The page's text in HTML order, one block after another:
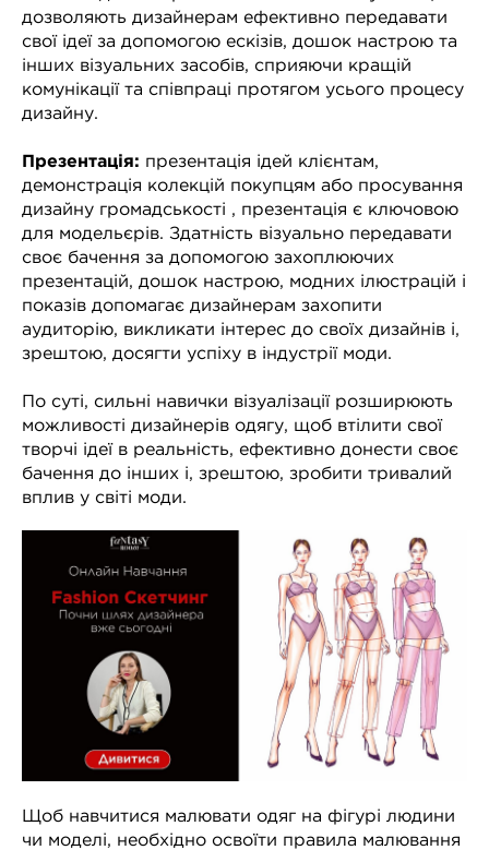
дозволяють дизайнерам ефективно передавати
свої ідеї за допомогою ескізів, дошок настрою та
інших візуальних засобів, сприяючи кращій
комунікації та співпраці протягом усього процесу
дизайну.
Презентація: презентація ідей клієнтам,
демонстрація колекцій покупцям або просування
дизайну громадськості , презентація є ключовою
для модельєрів. Здатність візуально передавати
своє бачення за допомогою захоплюючих
презентацій, дошок настрою, модних ілюстрацій і
показів допомагає дизайнерам захопити
аудиторію, викликати інтерес до своїх дизайнів і,
зрештою, досягти успіху в індустрії моди.
По суті, сильні навички візуалізації розширюють
можливості дизайнерів одягу, щоб втілити свої
творчі ідеї в реальність, ефективно донести своє
бачення до інших і, зрештою, зробити тривалий
вплив у світі моди.
Щоб навчитися малювати одяг на фігурі людини
чи моделі, необхідно освоїти правила малювання